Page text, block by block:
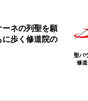
列聖を願
修道院の
聖パウロ